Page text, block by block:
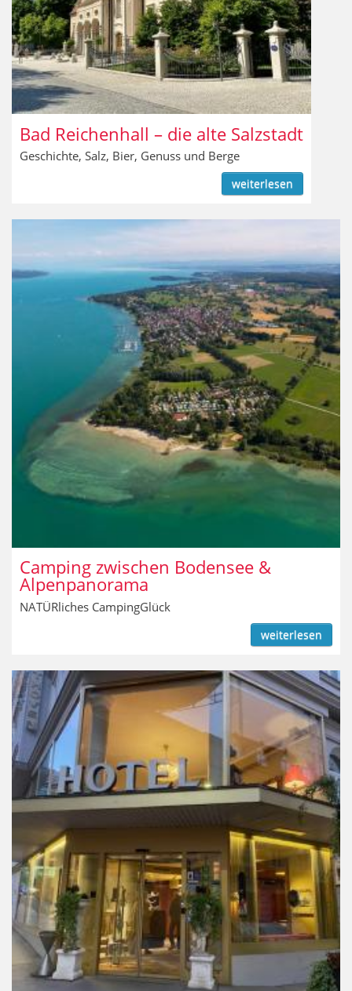
Bad Reichenhall – die alte Salzstadt
Geschichte, Salz, Bier, Genuss und Berge
weiterlesen
Camping zwischen Bodensee &
Alpenpanorama
NATÜRliches CampingGlück
weiterlesen